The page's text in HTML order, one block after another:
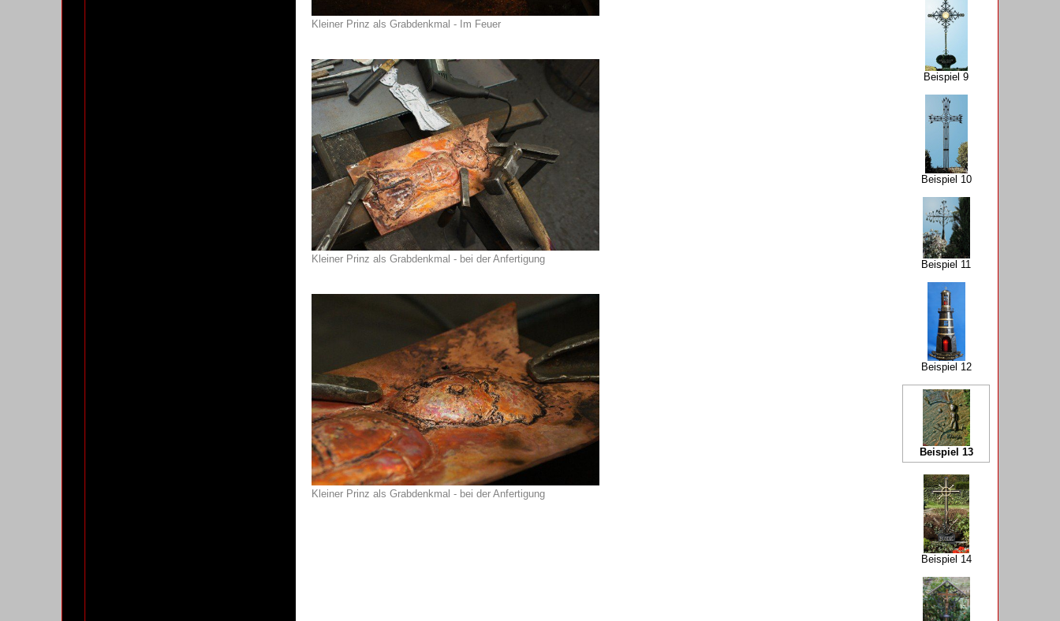
Kleiner Prinz als Grabdenkmal - Im Feuer
Kleiner Prinz als Grabdenkmal - bei der Anfertigung
Kleiner Prinz als Grabdenkmal - bei der Anfertigung
Beispiel 9
Beispiel 10
Beispiel 11
Beispiel 12
Beispiel 13
Beispiel 14